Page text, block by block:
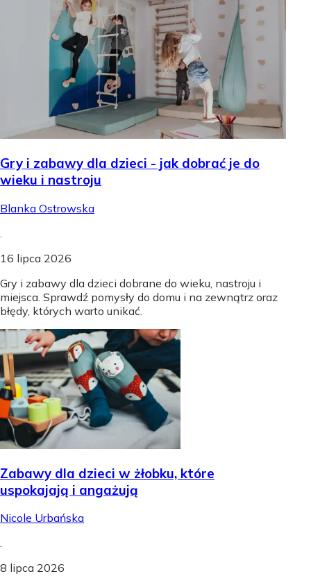
Gry i zabawy dla dzieci - jak dobrać je do
wieku i nastroju
Blanka Ostrowska
16 lipca 2026
Gry i zabawy dla dzieci dobrane do wieku, nastroju i
miejsca. Sprawdź pomysły do domu i na zewnątrz oraz
błędy, których warto unikać.
Zabawy dla dzieci w żłobku, które
uspokajają i angażują
Nicole Urbańska
.
8 lipca 2026